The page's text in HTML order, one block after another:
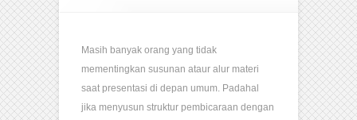
Masih banyak orang yang tidak
mementingkan susunan ataur alur materi
saat presentasi di depan umum. Padahal
jika menyusun struktur pembicaraan dengan